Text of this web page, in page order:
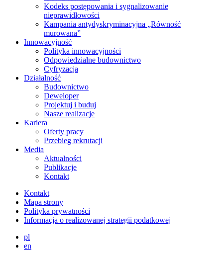
Kodeks postępowania i sygnalizowanie
nieprawidłowości
Kampania antydyskryminacyjna „Równość
murowana”
Innowacyjność
Polityka innowacyjności
Odpowiedzialne budownictwo
Cyfryzacja
Działalność
Budownictwo
Deweloper
Projektuj i buduj
Nasze realizacje
Kariera
Oferty pracy
Przebieg rekrutacji
Media
Aktualności
Publikacje
Kontakt
Kontakt
Mapa strony
Polityka prywatności
Informacja o realizowanej strategii podatkowej
pl
en